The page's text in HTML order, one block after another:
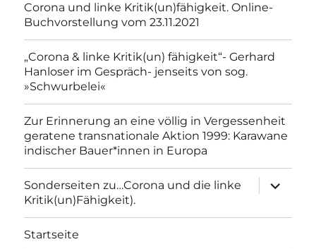
Corona und linke Kritik(un)fähigkeit. Online-
Buchvorstellung vom 23.11.2021
„Corona & linke Kritik(un) fähigkeit“- Gerhard
Hanloser im Gespräch- jenseits von sog.
»Schwurbelei«
Zur Erinnerung an eine völlig in Vergessenheit
geratene transnationale Aktion 1999: Karawane
indischer Bauer*innen in Europa
Sonderseiten zu…Corona und die linke
Kritik(un)Fähigkeit).
anzeigen
Startseite